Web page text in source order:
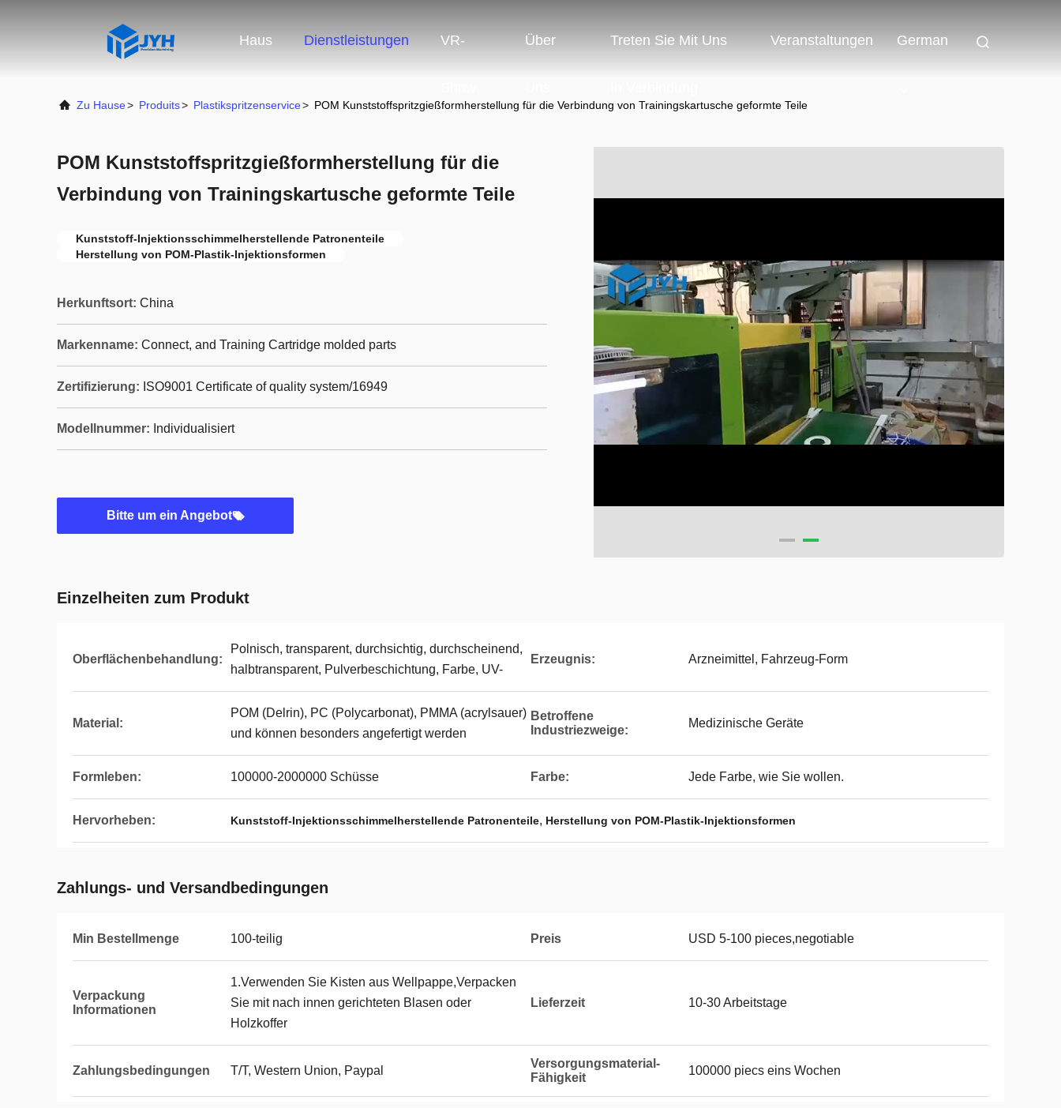
Haus Dienstleistungen VR- Über Treten Sie Mit Uns Veranstaltungen German
Zu Hause> Produits> Plastikspritzenservice> POM Kunststoffspritzgießformherstellung für die Verbindung von Trainingskartusche geformte Teile
POM Kunststoffspritzgießformherstellung für die
Verbindung von Trainingskartusche geformte Teile
Kunststoff-Injektionsschimmelherstellende Patronenteile
Herstellung von POM-Plastik-Injektionsformen
Herkunftsort: China
Markenname: Connect, and Training Cartridge molded parts
Zertifizierung: ISO9001 Certificate of quality system/16949
Modellnummer: Individualisiert
Bitte um ein Angebot
Einzelheiten zum Produkt
Oberflächenbehandlung:
Polnisch, transparent, durchsichtig, durchscheinend,
halbtransparent, Pulverbeschichtung, Farbe, UV-
Erzeugnis: Arzneimittel, Fahrzeug-Form
Material:
POM (Delrin), PC (Polycarbonat), PMMA (acrylsauer)
und können besonders angefertigt werden
Betroffene
Industriezweige:
Medizinische Geräte
Formleben: 100000-2000000 Schüsse Farbe: Jede Farbe, wie Sie wollen.
Hervorheben: Kunststoff-Injektionsschimmelherstellende Patronenteile, Herstellung von POM-Plastik-Injektionsformen
Zahlungs- und Versandbedingungen
Min Bestellmenge 100-teilig Preis USD 5-100 pieces,negotiable
Verpackung
Informationen
1.Verwenden Sie Kisten aus Wellpappe,Verpacken
Sie mit nach innen gerichteten Blasen oder
Holzkoffer
Lieferzeit 10-30 Arbeitstage
Zahlungsbedingungen T/T, Western Union, Paypal
Versorgungsmaterial-
Fähigkeit
100000 piecs eins Wochen